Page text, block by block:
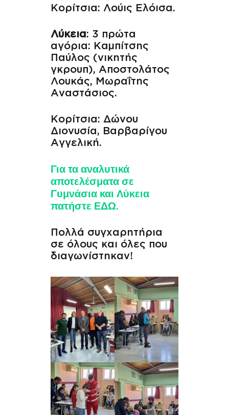
Κορίτσια: Λούις Ελόισα.
Λύκεια: 3 πρώτα
αγόρια: Καμπίτσης
Παύλος (νικητής
γκρουπ), Αποστολάτος
Λουκάς, Μωραΐτης
Αναστάσιος.
Κορίτσια: Δώνου
Διονυσία, Βαρβαρίγου
Αγγελική.
Για τα αναλυτικά
αποτελέσματα σε
Γυμνάσια και Λύκεια
πατήστε ΕΔΩ.
Πολλά συγχαρητήρια
σε όλους και όλες που
διαγωνίστηκαν!